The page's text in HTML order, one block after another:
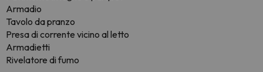
Armadio
Tavolo da pranzo
Presa di corrente vicino al letto
Armadietti
Rivelatore di fumo